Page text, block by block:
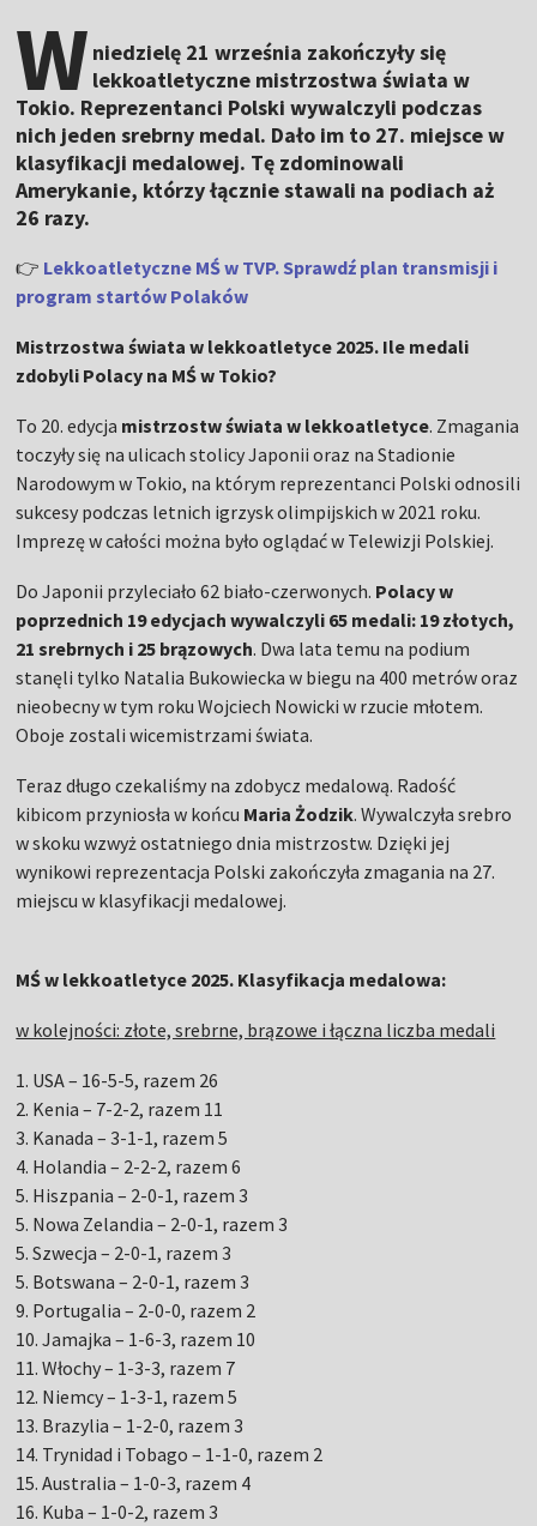
W niedzielę 21 września zakończyły się
lekkoatletyczne mistrzostwa świata w
Tokio. Reprezentanci Polski wywalczyli podczas
nich jeden srebrny medal. Dało im to 27. miejsce w
klasyfikacji medalowej. Tę zdominowali
Amerykanie, którzy łącznie stawali na podiach aż
26 razy.
👉 Lekkoatletyczne MŚ w TVP. Sprawdź plan transmisji i
program startów Polaków
Mistrzostwa świata w lekkoatletyce 2025. Ile medali
zdobyli Polacy na MŚ w Tokio?
To 20. edycja mistrzostw świata w lekkoatletyce. Zmagania
toczyły się na ulicach stolicy Japonii oraz na Stadionie
Narodowym w Tokio, na którym reprezentanci Polski odnosili
sukcesy podczas letnich igrzysk olimpijskich w 2021 roku.
Imprezę w całości można było oglądać w Telewizji Polskiej.
Do Japonii przyleciało 62 biało-czerwonych. Polacy w
poprzednich 19 edycjach wywalczyli 65 medali: 19 złotych,
21 srebrnych i 25 brązowych. Dwa lata temu na podium
stanęli tylko Natalia Bukowiecka w biegu na 400 metrów oraz
nieobecny w tym roku Wojciech Nowicki w rzucie młotem.
Oboje zostali wicemistrzami świata.
Teraz długo czekaliśmy na zdobycz medalową. Radość
kibicom przyniosła w końcu Maria Żodzik. Wywalczyła srebro
w skoku wzwyż ostatniego dnia mistrzostw. Dzięki jej
wynikowi reprezentacja Polski zakończyła zmagania na 27.
miejscu w klasyfikacji medalowej.
MŚ w lekkoatletyce 2025. Klasyfikacja medalowa:
w kolejności: złote, srebrne, brązowe i łączna liczba medali
1. USA – 16-5-5, razem 26
2. Kenia – 7-2-2, razem 11
3. Kanada – 3-1-1, razem 5
4. Holandia – 2-2-2, razem 6
5. Hiszpania – 2-0-1, razem 3
5. Nowa Zelandia – 2-0-1, razem 3
5. Szwecja – 2-0-1, razem 3
5. Botswana – 2-0-1, razem 3
9. Portugalia – 2-0-0, razem 2
10. Jamajka – 1-6-3, razem 10
11. Włochy – 1-3-3, razem 7
12. Niemcy – 1-3-1, razem 5
13. Brazylia – 1-2-0, razem 3
14. Trynidad i Tobago – 1-1-0, razem 2
15. Australia – 1-0-3, razem 4
16. Kuba – 1-0-2, razem 3